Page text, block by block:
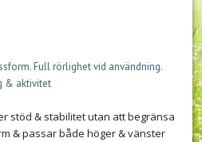
Full rörlighet vid användning.
& aktivitet
stöd & stabilitet utan att begränsa
& passar både höger & vänster